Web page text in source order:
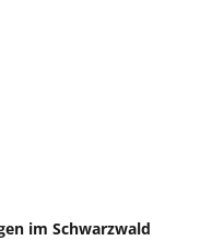
im Schwarzwald